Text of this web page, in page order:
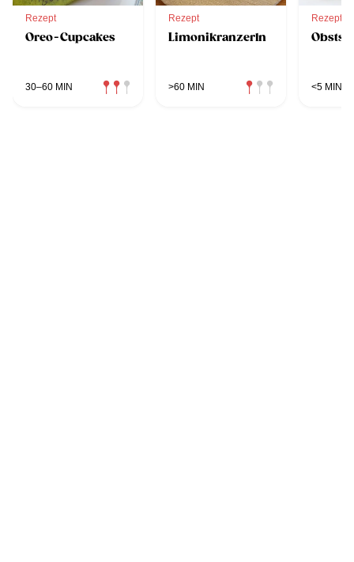
Rezept
Oreo-Cupcakes
30–60 MIN
Rezept
Limonikranzerln
>60 MIN
Rezept
<5 MIN